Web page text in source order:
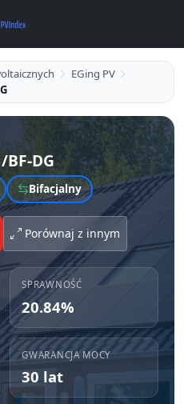
EGing PV
BF-DG
Bifacjalny
Porównaj z innym
SPRAWNOŚĆ
20.84%
GWARANCJA MOCY
30 lat